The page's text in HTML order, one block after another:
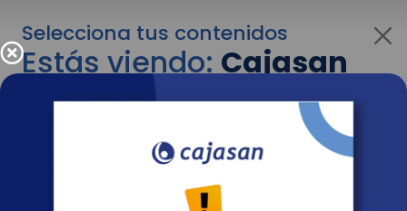
Selecciona tus contenidos
Estás viendo:Cajasan
para personas
Para cambiar al contenido de tu interés más
adelante recuerda utilizar el menú